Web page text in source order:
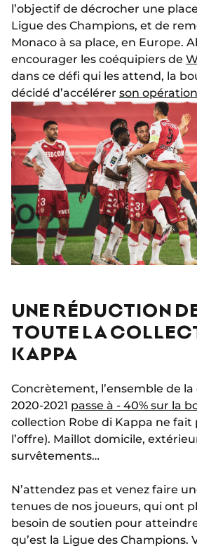
l’objectif de décrocher une
Ligue des Champions, et de
Monaco à sa place, en Europe.
encourager les coéquipiers de
dans ce défi qui les attend, la
décidé d’accélérer son
UNE RÉDUCTION
TOUTE LA
KAPPA
Concrètement, l’ensemble de
2020-2021 passe à - 40% sur la
collection Robe di Kappa ne fait
l’offre). Maillot domicile,
survêtements…
N’attendez pas et venez faire
tenues de nos joueurs, qui ont
besoin de soutien pour
qu’est la Ligue des Champions.